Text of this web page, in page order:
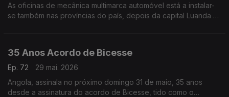
As oficinas de mecânica multimarca automóvel está a instalar-
se também nas províncias do país, depois da capital Luanda há
35 Anos Acordo de Bicesse
Ep. 72
29 mai. 2026
Angola, assinala no próximo domingo 31 de maio, 35 anos
desde a assinatura do acordo de Bicesse, tido como o